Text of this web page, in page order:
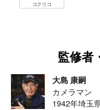
コクリコ
監修者
大島 康嗣
カメラマン
1942年埼玉